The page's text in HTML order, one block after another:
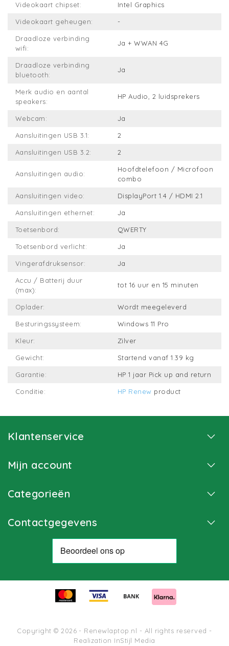
Videokaart chipset: Intel Graphics
Videokaart geheugen: -
Draadloze verbinding
wifi:
Ja + WWAN 4G
Draadloze verbinding
bluetooth:
Ja
Merk audio en aantal
speakers:
HP Audio, 2 luidsprekers
Webcam: Ja
Aansluitingen USB 3.1: 2
Aansluitingen USB 3.2: 2
Aansluitingen audio:
Hoofdtelefoon / Microfoon
combo
Aansluitingen video: DisplayPort 1.4 / HDMI 2.1
Aansluitingen ethernet: Ja
Toetsenbord: QWERTY
Toetsenbord verlicht: Ja
Vingerafdruksensor: Ja
Accu / Batterij duur
(max):
tot 16 uur en 15 minuten
Oplader: Wordt meegeleverd
Besturingssysteem: Windows 11 Pro
Kleur: Zilver
Gewicht: Startend vanaf 1.39 kg
Garantie: HP 1 jaar Pick up and return
Conditie: HP Renew product
Klantenservice
Mijn account
Categorieën
Contactgegevens
Copyright © 2026 - Renewlaptop.nl - All rights reserved -
Realization InStijl Media